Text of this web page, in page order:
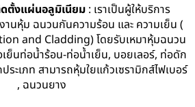
ตั้งแผ่นอลูมิเนียม : เราเป็นผู้ให้บริการ
นหุ้ม ฉนวนกันความร้อน และ ความเย็น (
and Cladding) โดยรับเหมาหุ้มฉนวน
ย็นท่อน้ำร้อน-ท่อน้ำเย็น, บอยเลอร์, ท่อดัก
ระเภท สามารถหุ้มใยแก้วเซรามิกส์ไฟเบอร์
, ฉนวนยาง